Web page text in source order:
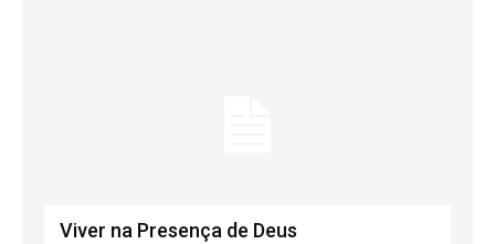
Viver na Presença de Deus